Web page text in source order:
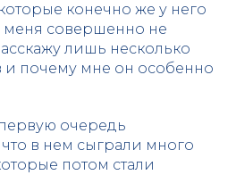
конечно же у него
меня совершенно не
лишь несколько
и почему мне он особенно
очередь
в нем сыграли много
потом стали